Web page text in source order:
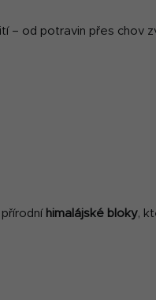
– od potravin přes chov
himalájské bloky,